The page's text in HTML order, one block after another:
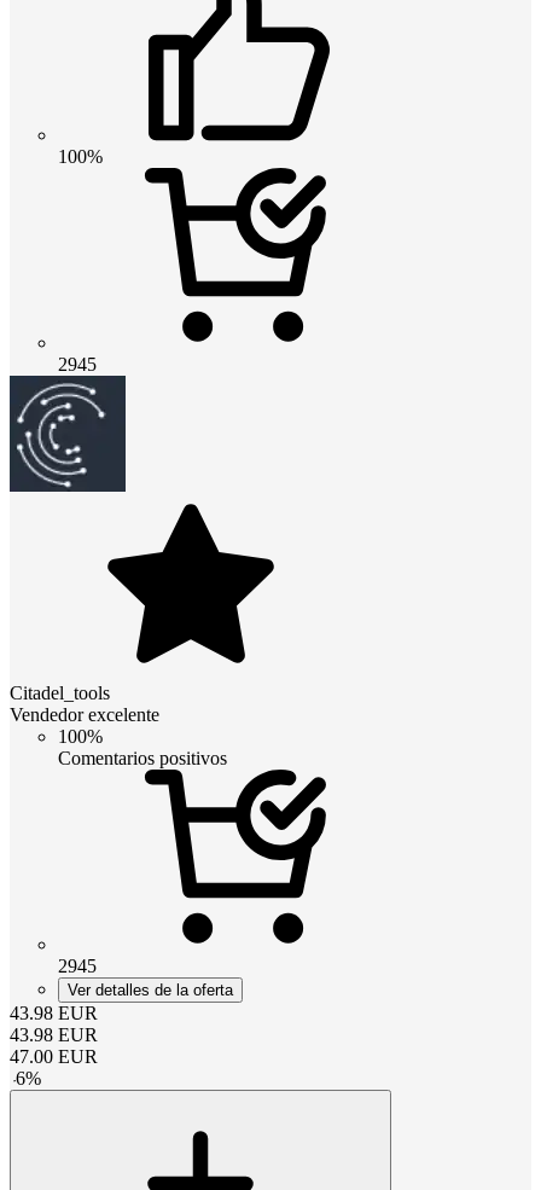
100%
2945
Citadel_tools
Vendedor excelente
100%
Comentarios positivos
2945
Ver detalles de la oferta
43.98 EUR
43.98 EUR
47.00 EUR
-6%